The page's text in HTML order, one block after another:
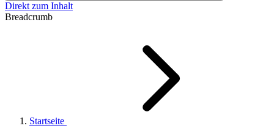
Direkt zum Inhalt
Breadcrumb
Startseite